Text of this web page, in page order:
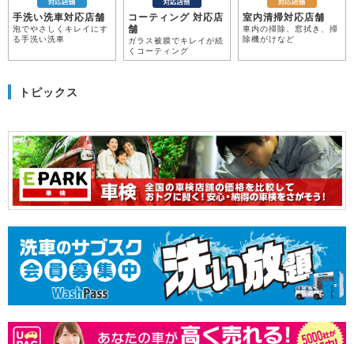
手洗い洗車対応店舗
泡でやさしくキレイにす
る手洗い洗車
コーティング 対応店
舗
ガラス被膜でキレイが続
くコーティング
室内清掃対応店舗
車内の掃除、窓拭き、掃
除機がけなど
トピックス